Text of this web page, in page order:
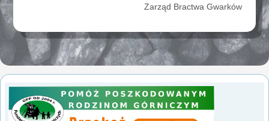
Zarząd Bractwa Gwarków